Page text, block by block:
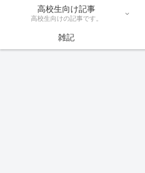
高校生向け記事
高校生向けの記事です。
雑記